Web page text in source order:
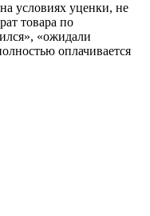
условиях уценки, не
товара по
«ожидали
оплачивается